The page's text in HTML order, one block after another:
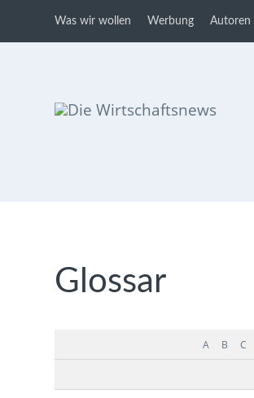
Was wir wollen Werbung Autoren
Glossar
A B C